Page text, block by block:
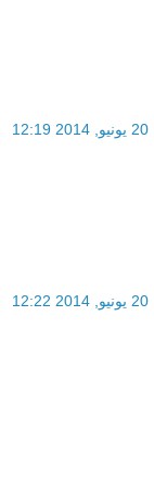
20 يونيو, 2014 12:19
20 يونيو, 2014 12:22